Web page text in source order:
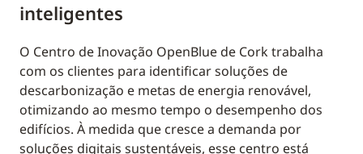
inteligentes
O Centro de Inovação OpenBlue de Cork trabalha
com os clientes para identificar soluções de
descarbonização e metas de energia renovável,
otimizando ao mesmo tempo o desempenho dos
edifícios. À medida que cresce a demanda por
soluções digitais sustentáveis, esse centro está